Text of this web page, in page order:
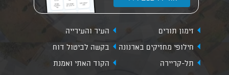
זימון תורים
העיר והעירייה
חילופי מחזיקים בארנונה
בקשה לביטול דוח
תל-קריירה
הקוד האתי ואמנת